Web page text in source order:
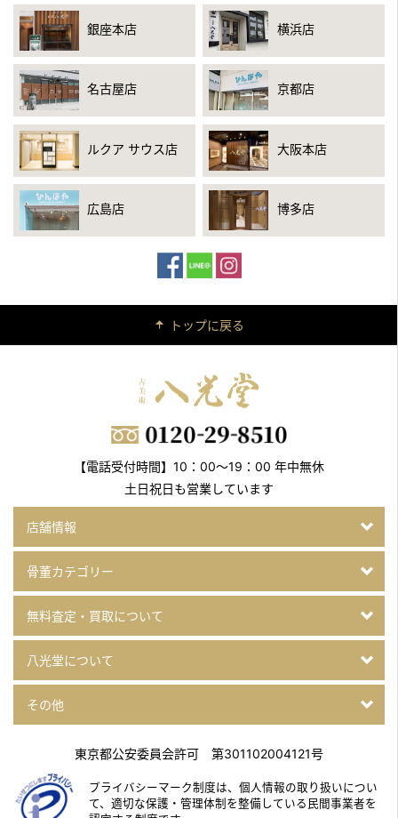
銀座本店 横浜店
名古屋店 京都店
ルクア サウス店 大阪本店
広島店 博多店
トップに戻る
【電話受付時間】10：00～19：00 年中無休
土日祝日も営業しています
店舗情報
骨董カテゴリー
無料査定・買取について
八光堂について
その他
東京都公安委員会許可 第301102004121号
プライバシーマーク制度は、個人情報の取り扱いについ
て、適切な保護・管理体制を整備している民間事業者を